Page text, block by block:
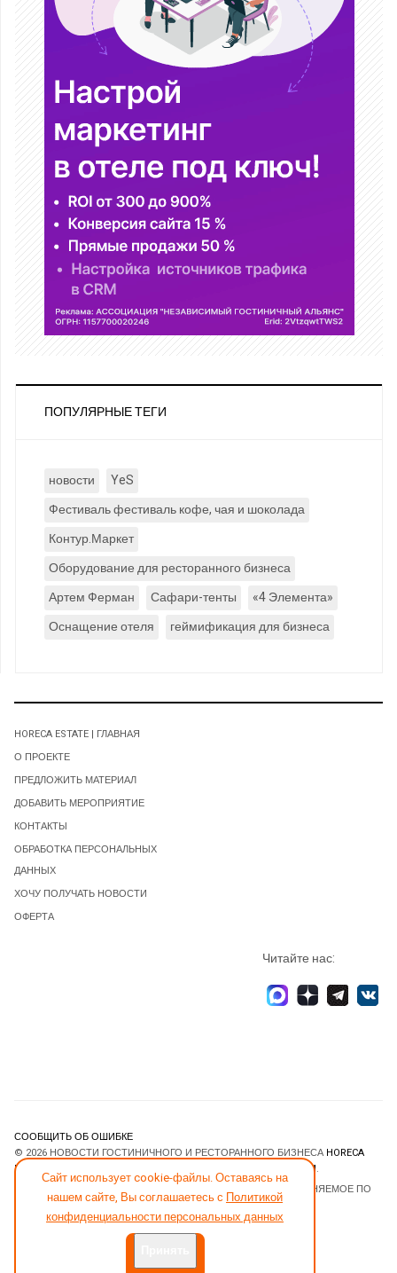
ПОПУЛЯРНЫЕ ТЕГИ
новости
YeS
Фестиваль фестиваль кофе, чая и шоколада
Контур.Маркет
Оборудование для ресторанного бизнеса
Артем Ферман
Сафари-тенты
«4 Элемента»
Оснащение отеля
геймификация для бизнеса
Сайт использует cookie-файлы. Оставаясь на
нашем сайте, Вы соглашаетесь с Политикой
конфиденциальности персональных данных
HORECA ESTATE | ГЛАВНАЯ
О ПРОЕКТЕ
ПРЕДЛОЖИТЬ МАТЕРИАЛ
ДОБАВИТЬ МЕРОПРИЯТИЕ
КОНТАКТЫ
ОБРАБОТКА ПЕРСОНАЛЬНЫХ
ДАННЫХ
ХОЧУ ПОЛУЧАТЬ НОВОСТИ
ОФЕРТА
Читайте нас:
СООБЩИТЬ ОБ ОШИБКЕ
© 2026 НОВОСТИ ГОСТИНИЧНОГО И РЕСТОРАННОГО БИЗНЕСА HORECA
ESTATE
JOOMLART.COM.
- ПРОГРАММНОЕ ОБЕСПЕЧЕНИЕ, РАСПРОСТРАНЯЕМОЕ ПО
ЛИЦЕНЗИИGNU GENERAL PUBLIC LICENSE